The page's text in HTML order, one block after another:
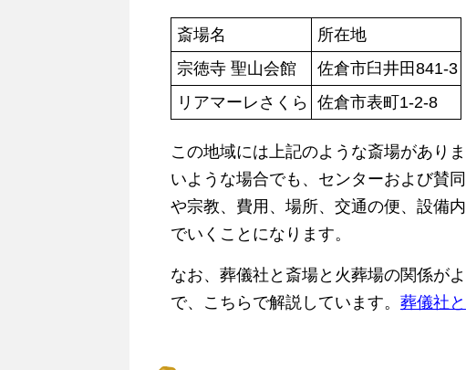
斎場名
所在地
宗徳寺 聖山会館
佐倉市臼井田841-3
リアマーレさくら 佐倉市表町1-2-8
この地域には上記のような斎場があり
いような場合でも、センターおよび賛
や宗教、費用、場所、交通の便、設備
でいくことになります。
なお、葬儀社と斎場と火葬場の関係が
で、こちらで解説しています。 葬儀社